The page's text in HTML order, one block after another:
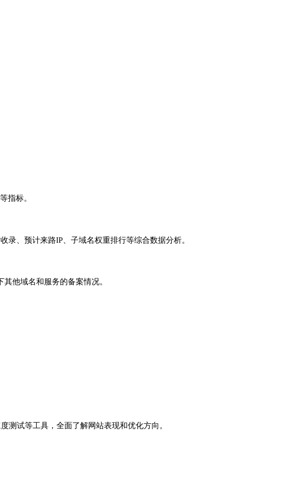
指标。
录、预计来路IP、子域名权重排行等综合数据分析。
他域名和服务的备案情况。
测试等工具，全面了解网站表现和优化方向。